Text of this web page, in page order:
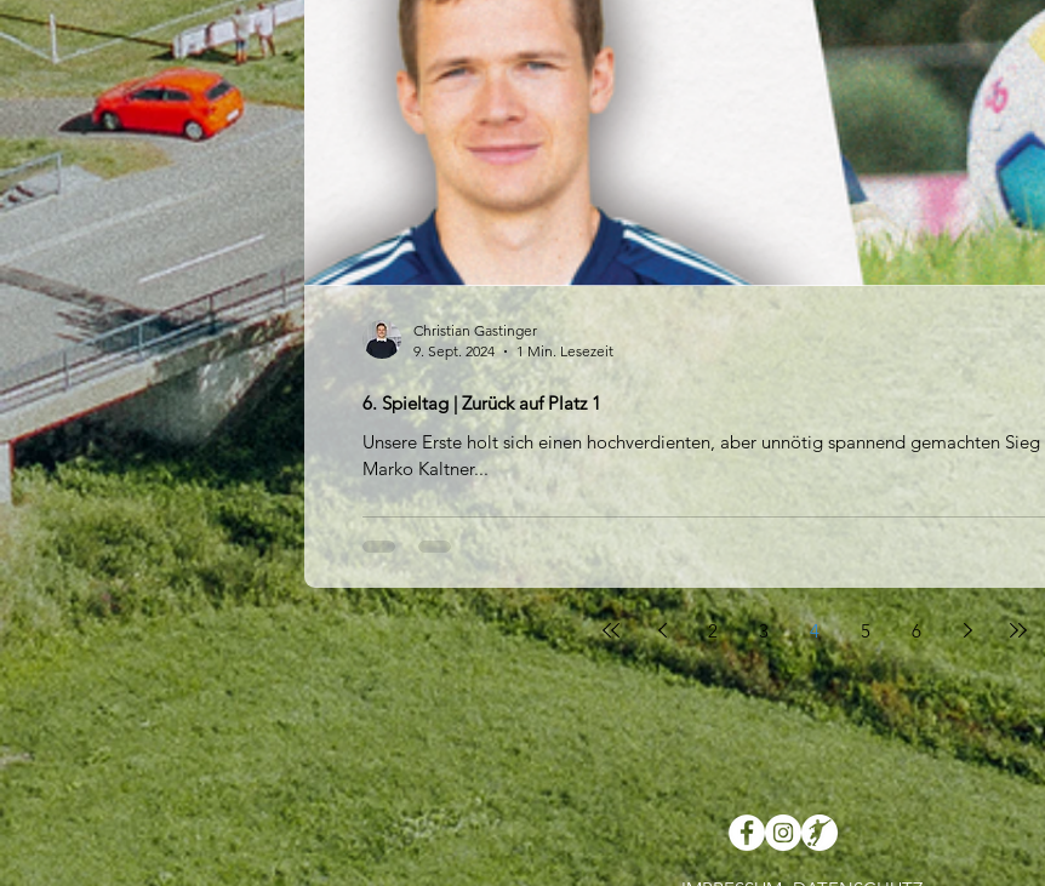
6. Spieltag | Zurück auf Platz 1
Unsere Erste holt sich einen hochverdienten, aber unnötig spannend gemachten
Marko Kaltner...
Christian Gastinger
9. Sept. 2024
1 Min. Lesezeit
2 3 4 5 6